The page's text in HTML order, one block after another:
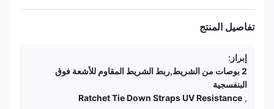
تفاصيل المنتج
2 بوصات من الشريط,ربط الشريط المقاوم للأشعة فوق
البنفسجية
Ratchet Tie Down Straps UV Resistance